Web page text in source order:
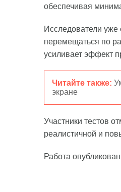
обеспечивая
Исследователи уже
перемещаться по
усиливает эффект
Читайте также:
экране
Участники тестов
реалистичной и
Работа